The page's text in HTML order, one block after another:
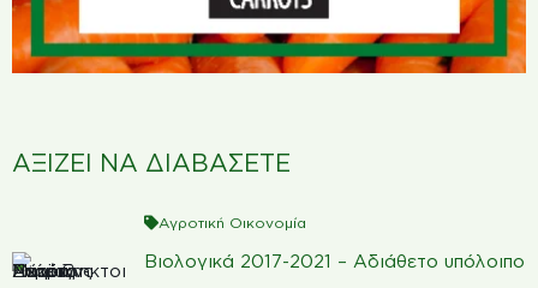
ΑΞΙΖΕΙ ΝΑ ΔΙΑΒΑΣΕΤΕ
Αγροτική Οικονομία
Βιολογικά 2017-2021 – Αδιάθετο υπόλοιπο